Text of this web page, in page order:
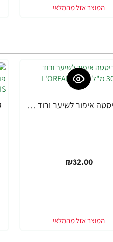
קולוריסטה איפור לשיער ורוד פודרה 30 מ"ל - מבית L'OREAL PARIS
₪32.00